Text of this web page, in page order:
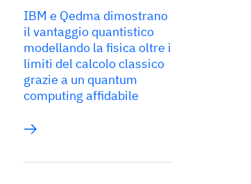
IBM e Qedma dimostrano
il vantaggio quantistico
modellando la fisica oltre i
limiti del calcolo classico
grazie a un quantum
computing affidabile